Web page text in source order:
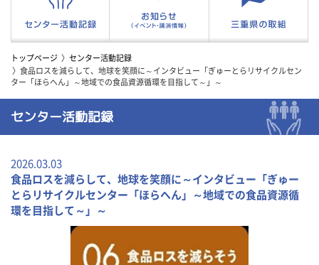
トップページ
センター活動記録
食品ロスを減らして、地球を笑顔に～インタビュー「ぎゅーとらリサイクルセン
ター「ほらへん」～地域での食品資源循環を目指して～」～
センター活動記録
2026.03.03
食品ロスを減らして、地球を笑顔に～インタビュー「ぎゅー
とらリサイクルセンター「ほらへん」～地域での食品資源循
環を目指して～」～